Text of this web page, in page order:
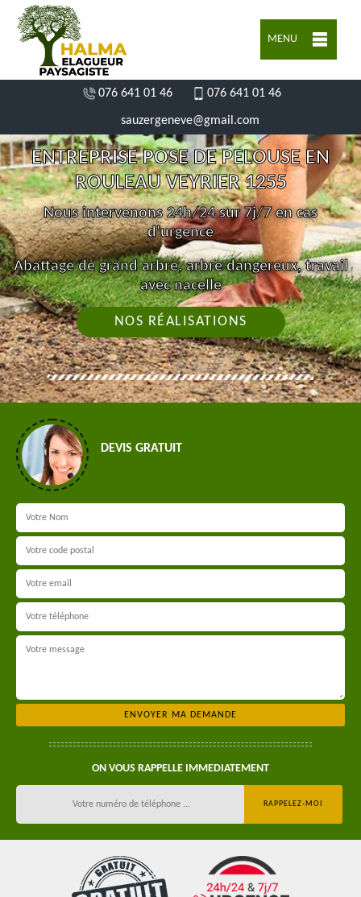
MENU
076 641 01 46 076 641 01 46
sauzergeneve@gmail.com
ENTREPRISE POSE DE PELOUSE EN
ROULEAU VEYRIER 1255
Nous intervenons 24h/24 sur 7j/7 en cas
d'urgence
Abattage de grand arbre, arbre dangereux, travail
avec nacelle
NOS RÉALISATIONS
DEVIS GRATUIT
ON VOUS RAPPELLE IMMEDIATEMENT